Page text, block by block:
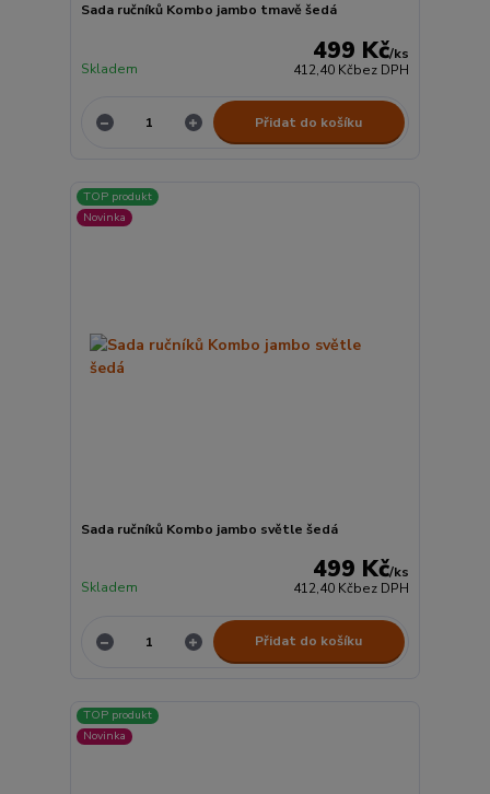
Sada ručníků Kombo jambo tmavě šedá
499 Kč/ks
412,40 Kčbez DPH
Skladem
Přidat do košíku
TOP produkt
Novinka
Sada ručníků Kombo jambo světle šedá
499 Kč/ks
412,40 Kčbez DPH
Skladem
Přidat do košíku
TOP produkt
Novinka